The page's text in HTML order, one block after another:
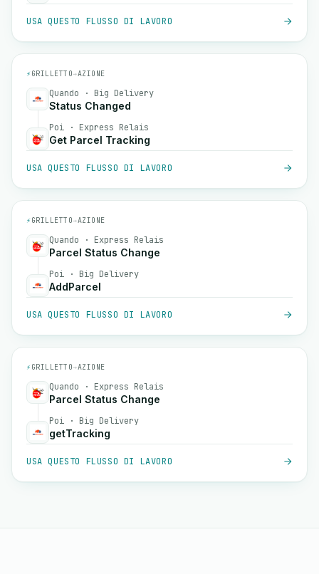
USA QUESTO FLUSSO DI LAVORO
⚡ GRILLETTO→AZIONE
Quando · Big Delivery
Status Changed
Poi · Express Relais
Get Parcel Tracking
USA QUESTO FLUSSO DI LAVORO
⚡ GRILLETTO→AZIONE
Quando · Express Relais
Parcel Status Change
Poi · Big Delivery
AddParcel
USA QUESTO FLUSSO DI LAVORO
⚡ GRILLETTO→AZIONE
Quando · Express Relais
Parcel Status Change
Poi · Big Delivery
getTracking
USA QUESTO FLUSSO DI LAVORO